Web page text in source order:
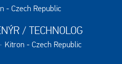
- Czech Republic
/ TECHNOLOG
· Kitron - Czech Republic